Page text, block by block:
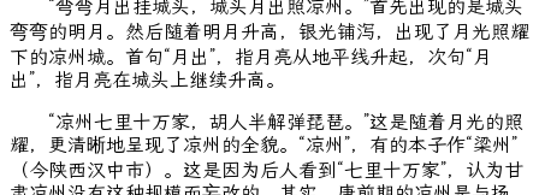
“弯弯月出挂城头，城头月出照凉州。”首先出现的是城头
弯弯的明月。然后随着明月升高，银光铺泻，出现了月光照耀
下的凉州城。首句“月出”，指月亮从地平线升起，次句“月
出”，指月亮在城头上继续升高。
“凉州七里十万家，胡人半解弹琵琶。”这是随着月光的照
耀，更清晰地呈现了凉州的全貌。“凉州”，有的本子作“梁州”
（今陕西汉中市）。这是因为后人看到“七里十万家”，认为甘